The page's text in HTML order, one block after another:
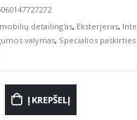
is:
€11.32.
detailing'as, Eksterjeras,
valymas, Specialios
Į KREPŠELĮ